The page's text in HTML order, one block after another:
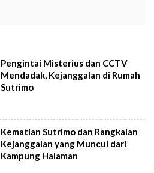
Pengintai Misterius dan CCTV
Mendadak, Kejanggalan di Rumah
Sutrimo
Kematian Sutrimo dan Rangkaian
Kejanggalan yang Muncul dari
Kampung Halaman